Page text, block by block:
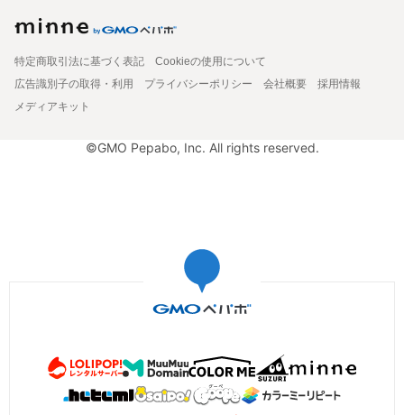
特定商取引法に基づく表記
Cookieの使用について
広告識別子の取得・利用
プライバシーポリシー 会社概要
採用情報
メディアキット
©GMO Pepabo, Inc. All rights reserved.